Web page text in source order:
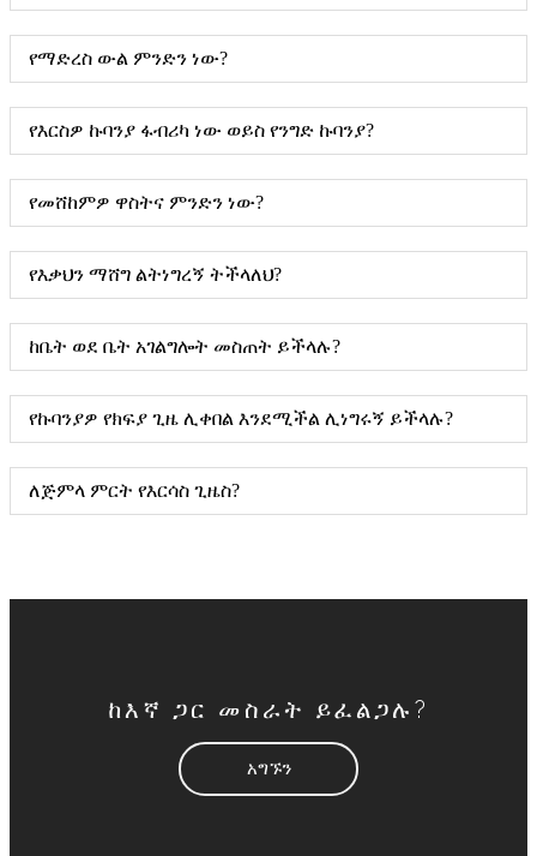
የማድረስ ውል ምንድን ነው?
የእርስዎ ኩባንያ ፋብሪካ ነው ወይስ የንግድ ኩባንያ?
የመሸከምዎ ዋስትና ምንድን ነው?
የእቃህን ማሸግ ልትነግረኝ ትችላለህ?
ከቤት ወደ ቤት አገልግሎት መስጠት ይችላሉ?
የኩባንያዎ የክፍያ ጊዜ ሊቀበል እንደሚችል ሊነግሩኝ ይችላሉ?
ለጅምላ ምርት የእርሳስ ጊዜስ?
ከእኛ ጋር መስራት ይፈልጋሉ?
አግኙን